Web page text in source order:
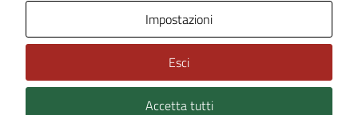
Technical Design s.r.l.
Impostazioni
Esci
Accetta tutti